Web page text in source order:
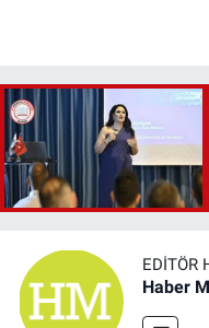
EDITÖR
Haber